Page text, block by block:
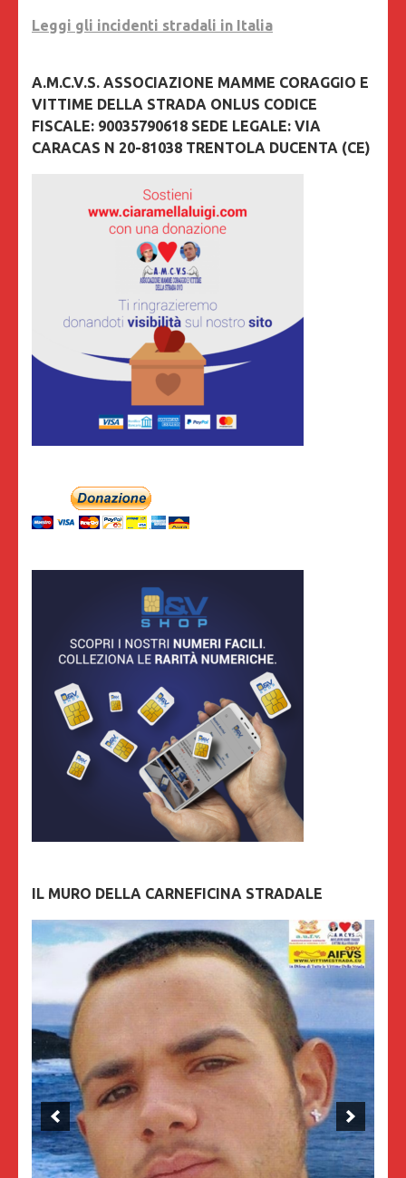
Leggi gli incidenti stradali in Italia
A.M.C.V.S. ASSOCIAZIONE MAMME CORAGGIO E
VITTIME DELLA STRADA ONLUS CODICE
FISCALE: 90035790618 SEDE LEGALE: VIA
CARACAS N 20-81038 TRENTOLA DUCENTA (CE)
IL MURO DELLA CARNEFICINA STRADALE